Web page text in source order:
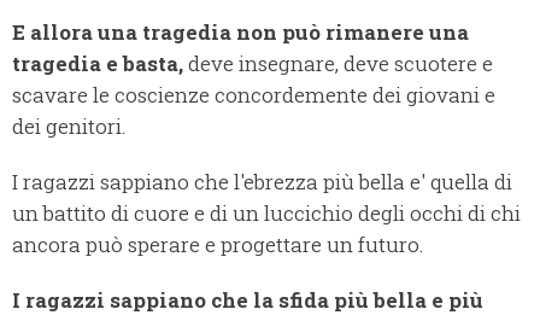
E allora una tragedia non può rimanere una
tragedia e basta,deve insegnare, deve scuotere e
scavare le coscienze concordemente dei giovani e
dei genitori.
I ragazzi sappiano che l'ebrezza più bella e' quella di
un battito di cuore e di un luccichio degli occhi di chi
ancora può sperare e progettare un futuro.
I ragazzi sappiano che la sfida più bella e più